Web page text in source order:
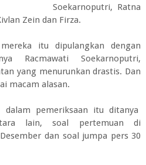
Soekarnoputri, Ratna
Zein dan Firza.
itu dipulangkan dengan
Racmawati Soekarnoputri,
yang menurunkan drastis. Dan
macam alasan.
pemeriksaan itu ditanya
lain, soal pertemuan di
dan soal jumpa pers 30